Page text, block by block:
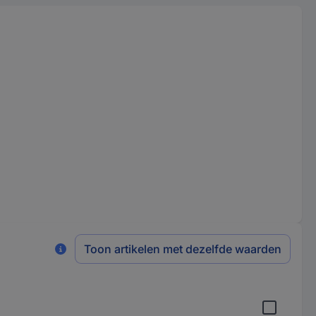
Toon artikelen met dezelfde waarden